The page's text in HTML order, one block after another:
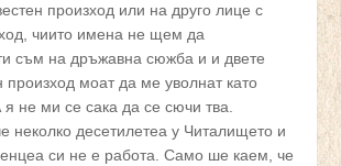
произход или на друго лице с
чиито имена не щем да
съм на дръжавна сюжба и и двете
произход моат да ме уволнат като
не ми се сака да се сючи тва.
неколко десетилетеа у Читалището и
си не е работа. Само ше каем, че